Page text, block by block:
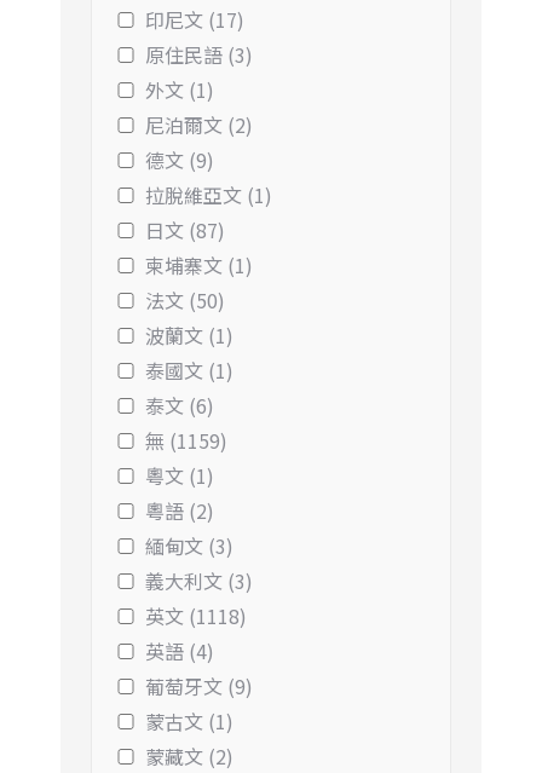
印尼文 (17)
原住民語 (3)
外文 (1)
尼泊爾文 (2)
德文 (9)
拉脫維亞文 (1)
日文 (87)
柬埔寨文 (1)
法文 (50)
波蘭文 (1)
泰國文 (1)
泰文 (6)
無 (1159)
粵文 (1)
粵語 (2)
緬甸文 (3)
義大利文 (3)
英文 (1118)
英語 (4)
葡萄牙文 (9)
蒙古文 (1)
蒙藏文 (2)